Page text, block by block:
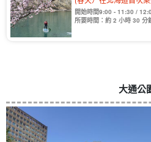
年日本最高水質的湖泊
初學者與情侶參加】（
開始時間9:00 - 11:30 /
所要時間：約 2 小時 30 分
大通公